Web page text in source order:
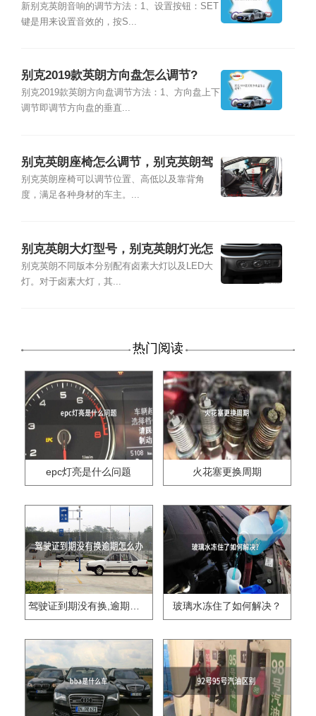
新别克英朗音响的调节方法：1、设置按钮：SET
键是用来设置音效的，按S...
别克2019款英朗方向盘怎么调节?
别克2019款英朗方向盘调节方法：1、方向盘上下
调节即调节方向盘的垂直...
别克英朗座椅怎么调节，别克英朗驾
驶座位调节图
别克英朗座椅可以调节位置、高低以及靠背角
度，满足各种身材的车主。...
别克英朗大灯型号，别克英朗灯光怎
么调节
别克英朗不同版本分别配有卤素大灯以及LED大
灯。对于卤素大灯，其...
热门阅读
epc灯亮是什么问题 火花塞更换周期
驾驶证到期没有换,逾期怎么办?? 玻璃水冻住了如何解决？